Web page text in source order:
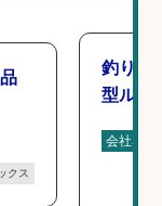
クス
釣り好
型ルー
会社名